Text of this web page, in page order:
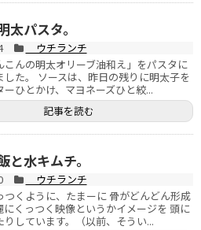
太パスタ。
ウチランチ
こんの明太オリーブ油和え」をパスタに
した。 ソースは、昨日の残りに明太子を
ひとかけ、マヨネーズひと絞...
記事を読む
と水キムチ。
ウチランチ
つくように、たまーに 骨がどんどん形成
にくっつく映像というかイメージを 頭に
りしています。（以前、そうい...